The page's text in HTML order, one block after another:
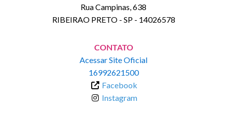
Rua Campinas, 638
RIBEIRAO PRETO- SP- 14026578
CONTATO
Acessar Site Oficial
16992621500
Facebook
Instagram